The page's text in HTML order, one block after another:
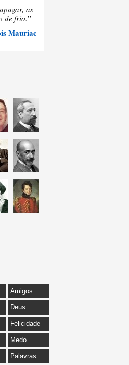
as
de frio.”
Mauriac
Amigos
Deus
Felicidade
Medo
Palavras